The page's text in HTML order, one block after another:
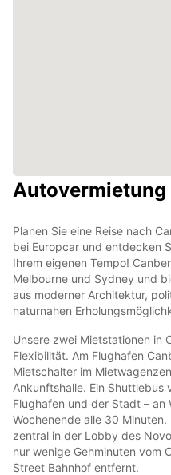
Autovermietung
Planen Sie eine Reise nach
bei Europcar und entdecken
Ihrem eigenen Tempo!
Melbourne und Sydney und
aus moderner Architektur,
naturnahen
Unsere zwei Mietstationen in
Flexibilität. Am Flughafen
Mietschalter im
Ankunftshalle. Ein
Flughafen und der Stadt – an
Wochenende alle 30
zentral in der Lobby des
nur wenige Gehminuten vom
Street Bahnhof entfernt.